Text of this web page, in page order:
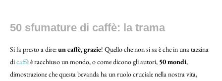
50 sfumature di caffè: la trama
Si fa presto a dire:un caffè, grazie! Quello che non si sa è che in una tazzina
dicaffèè racchiuso un mondo, o come dicono gli autori, 50 mondi,
dimostrazione che questa bevanda ha un ruolo cruciale nella nostra vita,